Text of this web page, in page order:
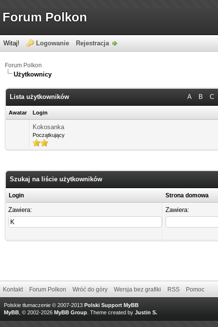
Forum Polkon
Witaj! Logowanie Rejestracja
Forum Polkon
Użytkownicy
A B C
Lista użytkowników
Awatar Login
Kokosanka
Początkujący
Szukaj na liście użytkowników
Login Strona domowa
Zawiera: Zawiera:
Kontakt Forum Polkon Wróć do góry Wersja bez grafiki RSS Pomoc
Polskie tłumaczenie © 2007-2013 Polski Support MyBB
MyBB , © 2002-2026 MyBB Group Theme created by Justin S.